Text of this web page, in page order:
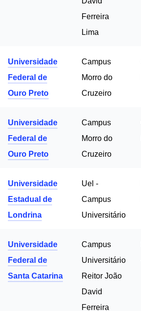
Ferreira
Lima
Universidade
Federal de
Ouro Preto
Campus
Morro do
Cruzeiro
Universidade
Federal de
Ouro Preto
Campus
Morro do
Cruzeiro
Universidade
Estadual de
Londrina
Uel -
Campus
Universitário
Universidade
Federal de
Santa Catarina
Campus
Universitário
Reitor João
David
Ferreira